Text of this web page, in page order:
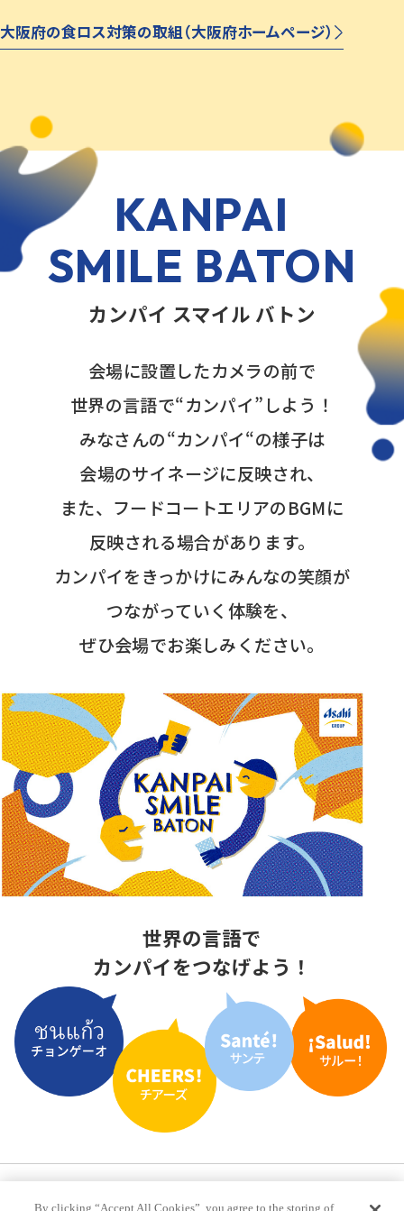
大阪府の食ロス対策の取組（大阪府ホームページ）
KANPAI
SMILE BATON
カンパイ スマイル バトン
会場に設置したカメラの前で
世界の言語で“カンパイ”しよう！
みなさんの“カンパイ“の様子は
会場のサイネージに反映され、
また、フードコートエリアのBGMに
反映される場合があります。
カンパイをきっかけにみんなの笑顔が
つながっていく体験を、
ぜひ会場でお楽しみください。
世界の言語で
カンパイをつなげよう！
By clicking “Accept All Cookies”, you agree to the storing of